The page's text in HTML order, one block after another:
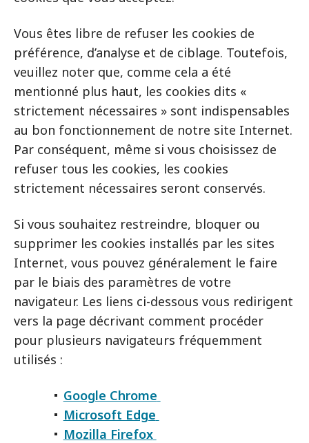
Vous êtes libre de refuser les cookies de
préférence, d’analyse et de ciblage. Toutefois,
veuillez noter que, comme cela a été
mentionné plus haut, les cookies dits «
strictement nécessaires » sont indispensables
au bon fonctionnement de notre site Internet.
Par conséquent, même si vous choisissez de
refuser tous les cookies, les cookies
strictement nécessaires seront conservés.
Si vous souhaitez restreindre, bloquer ou
supprimer les cookies installés par les sites
Internet, vous pouvez généralement le faire
par le biais des paramètres de votre
navigateur. Les liens ci-dessous vous redirigent
vers la page décrivant comment procéder
pour plusieurs navigateurs fréquemment
utilisés :
Google Chrome
Microsoft Edge
Mozilla Firefox